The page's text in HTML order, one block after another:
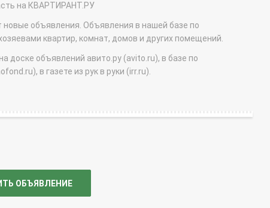
на КВАРТИРАНТ.РУ
новые объявления. Объявления в нашей базе по
квартир, комнат, домов и других помещений.
объявлений авито.ру (avito.ru), в базе по
в газете из рук в руки (irr.ru).
ОБЪЯВЛЕНИЕ